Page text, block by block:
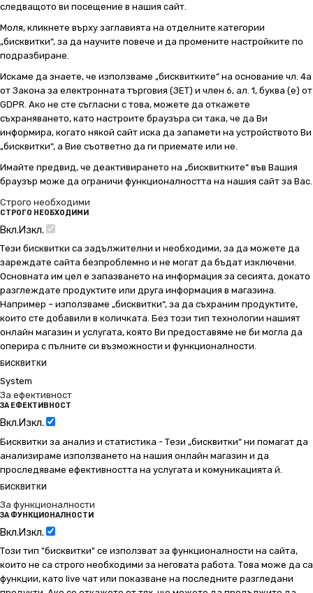
следващото ви посещение в нашия сайт.
Моля, кликнете върху заглавията на отделните категории
„бисквитки“, за да научите повече и да промените настройките по
подразбиране.
Искаме да знаете, че използваме „бисквитките“ на основание чл. 4а
от Закона за електронната търговия (ЗЕТ) и член 6, ал. 1, буква (е) от
GDPR. Ако не сте съгласни с това, можете да откажете
съхраняването, като настроите браузъра си така, че да Ви
информира, когато някой сайт иска да запамети на устройството Ви
„бисквитки“, а Вие съответно да ги приемате или не.
Имайте предвид, че деактивирането на „бисквитките“ във Вашия
браузър може да ограничи функционалността на нашия сайт за Вас.
Строго необходими
СТРОГО НЕОБХОДИМИ
Вкл.Изкл.
Тези бисквитки са задължителни и необходими, за да можете да
зареждате сайта безпроблемно и не могат да бъдат изключени.
Основната им цел е запазването на информация за сесията, докато
разглеждате продуктите или друга информация в магазина.
Например – използваме „бисквитки“, за да съхраним продуктите,
които сте добавили в количката. Без този тип технологии нашият
онлайн магазин и услугата, която Ви предоставяме не би могла да
оперира с пълните си възможности и функционалности.
БИСКВИТКИ
System
За ефективност
ЗА ЕФЕКТИВНОСТ
Вкл.Изкл.
Бисквитки за анализ и статистика - Тези „бисквитки“ ни помагат да
анализираме използването на нашия онлайн магазин и да
проследяваме ефективността на услугата и комуникацията й.
БИСКВИТКИ
За функционалности
ЗА ФУНКЦИОНАЛНОСТИ
Вкл.Изкл.
Този тип "бисквитки" се използват за функционалности на сайта,
които не са строго необходими за неговата работа. Това може да са
функции, като live чат или показване на последните разгледани